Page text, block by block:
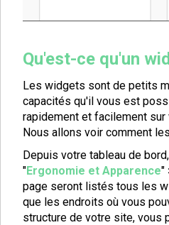
Qu'est-ce qu'un
Les widgets sont de petits
capacités qu'il vous est
rapidement et facilement
Nous allons voir comment
Depuis votre tableau de
"Ergonomie et Apparence"
page seront listés tous les
que les endroits où vous
structure de votre site, vous